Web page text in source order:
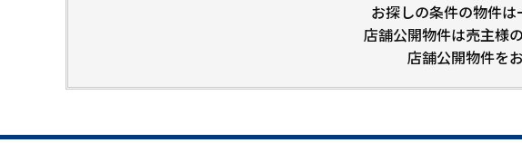
お探しの条件の物件は
店舗公開物件は売主様
店舗公開物件を